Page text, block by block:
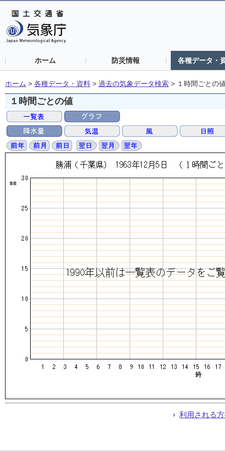
ホーム 防災情報 各種データ・
ホーム > 各種データ・資料 > 過去の気象データ検索 > １時間ごとの
１時間ごとの値
利用される